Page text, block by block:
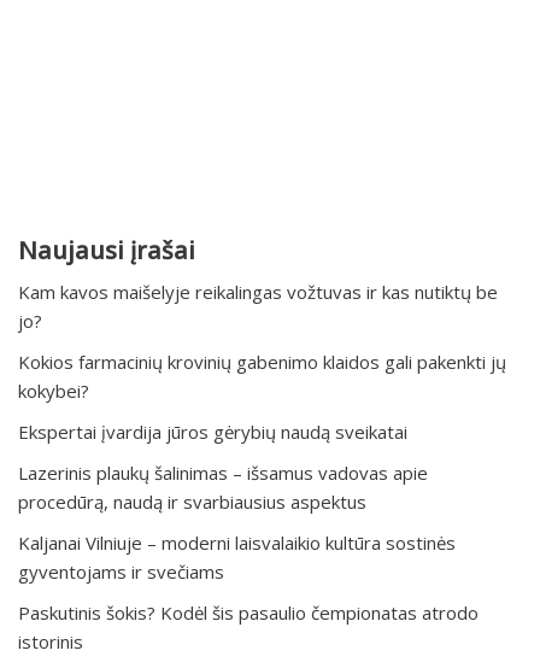
Naujausi įrašai
Kam kavos maišelyje reikalingas vožtuvas ir kas nutiktų be
jo?
Kokios farmacinių krovinių gabenimo klaidos gali pakenkti jų
kokybei?
Ekspertai įvardija jūros gėrybių naudą sveikatai
Lazerinis plaukų šalinimas – išsamus vadovas apie
procedūrą, naudą ir svarbiausius aspektus
Kaljanai Vilniuje – moderni laisvalaikio kultūra sostinės
gyventojams ir svečiams
Paskutinis šokis? Kodėl šis pasaulio čempionatas atrodo
istorinis